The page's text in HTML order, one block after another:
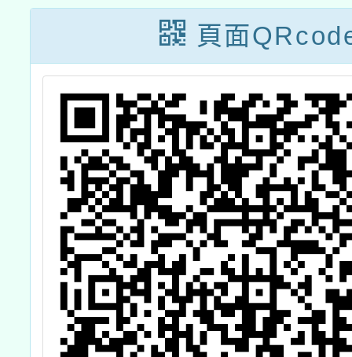
民中小學數學科
學生學習扶助教
材研發計畫」之
國民小學數學領
域扶助教學教材
研習課程實施計
畫
計畫
小均
研習
頁面